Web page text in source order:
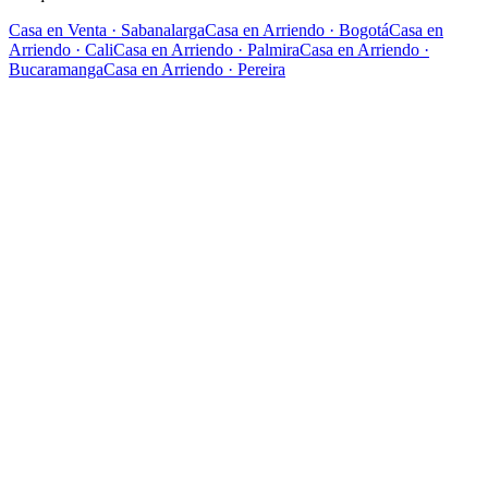
Casa en Venta · SabanalargaCasa en Arriendo · BogotáCasa en
Arriendo · CaliCasa en Arriendo · PalmiraCasa en Arriendo ·
BucaramangaCasa en Arriendo · Pereira